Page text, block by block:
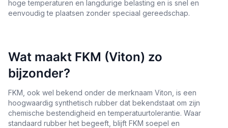
hoge temperaturen en langdurige belasting en is snel en
eenvoudig te plaatsen zonder speciaal gereedschap.
Wat maakt FKM (Viton) zo
bijzonder?
FKM, ook wel bekend onder de merknaam Viton, is een
hoogwaardig synthetisch rubber dat bekendstaat om zijn
chemische bestendigheid en temperatuurtolerantie. Waar
standaard rubber het begeeft, blijft FKM soepel en